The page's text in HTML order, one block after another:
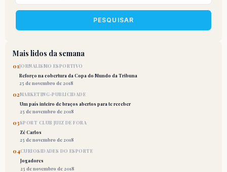
PESQUISAR
Mais lidos da semana
01JORNALISMO ESPORTIVO
Reforço na cobertura da Copa do Mundo da Tribuna
25 de novembro de 2018
02MARKETING-PUBLICIDADE
Um país inteiro de braços abertos para te receber
25 de novembro de 2018
03SPORT CLUB JUIZ DE FORA
Zé Carlos
25 de novembro de 2018
04CURIOSIDADES DO ESPORTE
Jogadores
25 de novembro de 2018